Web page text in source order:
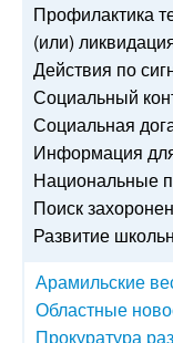
Профилактика
(или)
Действия по
Социальный
Социальная
Информация
Национальные
Поиск
Развитие
Арамильские
Областные
Прокуратура